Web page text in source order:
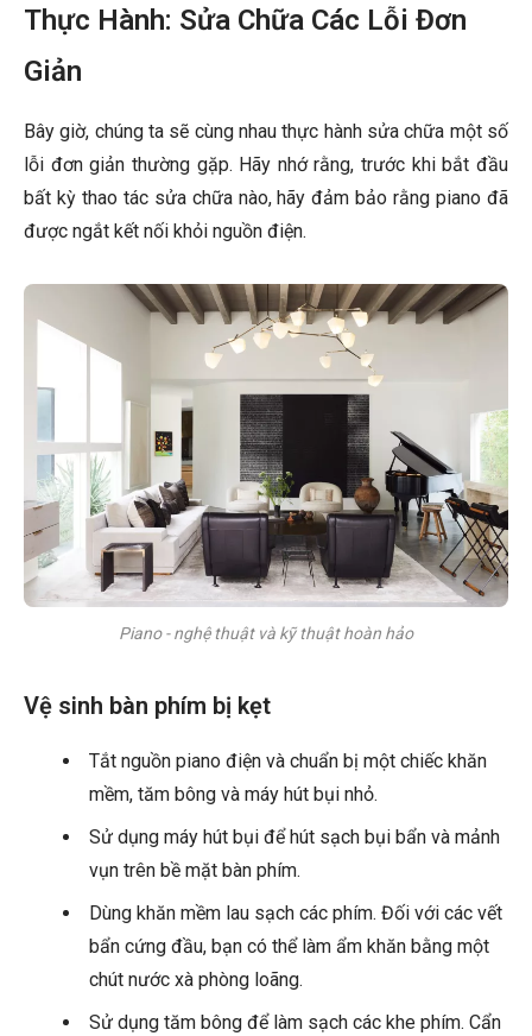
Thực Hành: Sửa Chữa Các Lỗi Đơn
Giản
Bây giờ, chúng ta sẽ cùng nhau thực hành sửa chữa một số
lỗi đơn giản thường gặp. Hãy nhớ rằng, trước khi bắt đầu
bất kỳ thao tác sửa chữa nào, hãy đảm bảo rằng piano đã
được ngắt kết nối khỏi nguồn điện.
Piano - nghệ thuật và kỹ thuật hoàn hảo
Vệ sinh bàn phím bị kẹt
Tắt nguồn piano điện và chuẩn bị một chiếc khăn
mềm, tăm bông và máy hút bụi nhỏ.
Sử dụng máy hút bụi để hút sạch bụi bẩn và mảnh
vụn trên bề mặt bàn phím.
Dùng khăn mềm lau sạch các phím. Đối với các vết
bẩn cứng đầu, bạn có thể làm ẩm khăn bằng một
chút nước xà phòng loãng.
Sử dụng tăm bông để làm sạch các khe phím. Cẩn